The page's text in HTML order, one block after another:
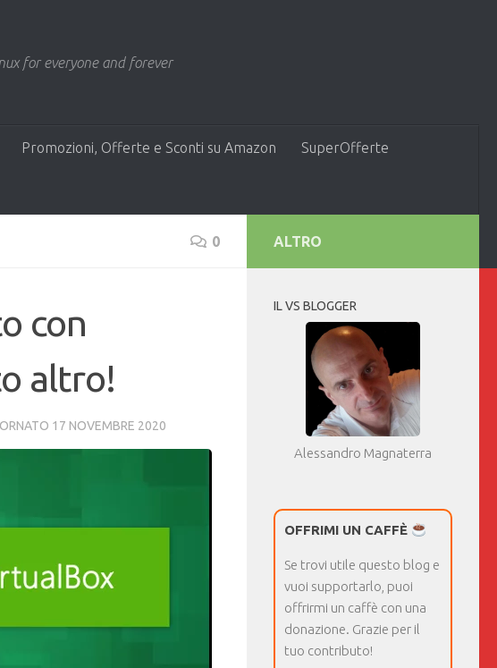
for everyone and forever
Promozioni, Offerte e Sconti su Amazon SuperOfferte
0
con
altro!
17 NOVEMBRE 2020
ALTRO
IL VS BLOGGER
Alessandro Magnaterra
OFFRIMI UN CAFFÈ
Se trovi utile questo blog e
vuoi supportarlo, puoi
offrirmi un caffè con una
donazione. Grazie per il
tuo contributo!